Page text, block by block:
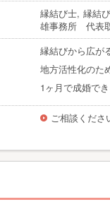
縁結び士, 縁結
雄事務所 代表
縁結びから広が
地方活性化のた
1ヶ月で成婚で
ご相談くださ